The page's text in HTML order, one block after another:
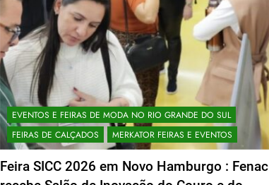
EVENTOS E FEIRAS DE MODA NO RIO GRANDE DO SUL
FEIRAS DE CALÇADOS
MERKATOR FEIRAS E EVENTOS
Feira SICC 2026 em Novo Hamburgo : Fenac